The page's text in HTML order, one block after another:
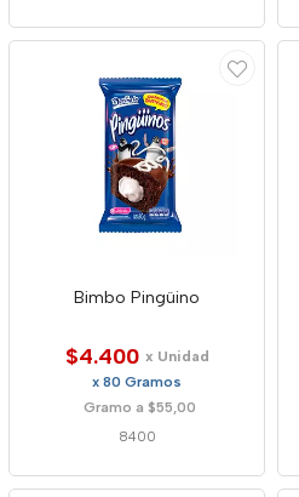
Bimbo Pingüino
$4.400 x Unidad
x 80 Gramos
Gramo a $55,00
8400